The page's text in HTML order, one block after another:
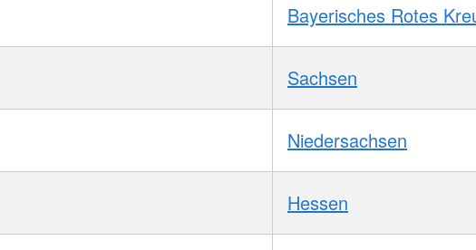
Bayerisches Rotes
Sachsen
Niedersachsen
Hessen